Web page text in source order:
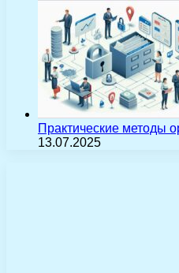
Практические методы
13.07.2025